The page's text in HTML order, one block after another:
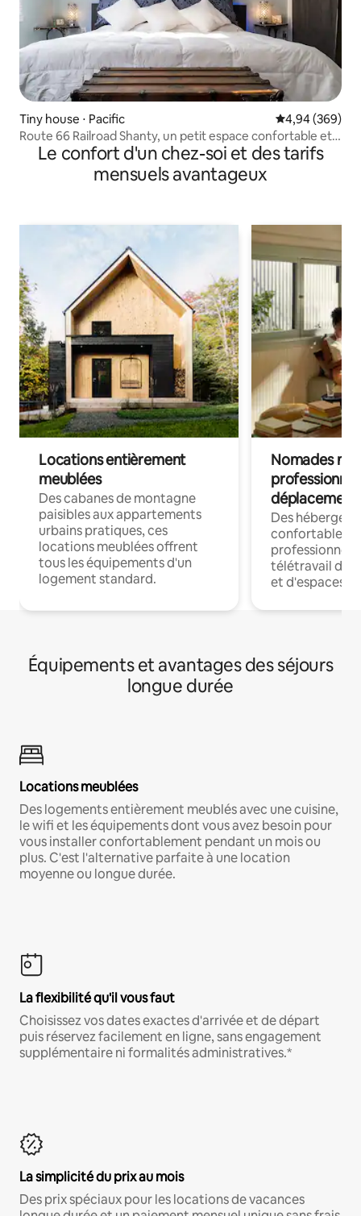
Tiny house ⋅ Pacific Évaluation
4,94 (369)
Route 66 Railroad Shanty, un petit espace confortable et
artistique
Le confort d'un chez-soi et des tarifs
mensuels avantageux
Locations entièrement
meublées
Des cabanes de montagne
paisibles aux appartements
urbains pratiques, ces
locations meublées offrent
tous les équipements d'un
logement standard.
Nomades
déplacement
Des
confortables
professionnels
télétravail
et d'espaces
Équipements et avantages des séjours
longue durée
Locations meublées
Des logements entièrement meublés avec une cuisine,
le wifi et les équipements dont vous avez besoin pour
vous installer confortablement pendant un mois ou
plus. C'est l'alternative parfaite à une location
moyenne ou longue durée.
La flexibilité qu'il vous faut
Choisissez vos dates exactes d'arrivée et de départ
puis réservez facilement en ligne, sans engagement
supplémentaire ni formalités administratives.*
La simplicité du prix au mois
Des prix spéciaux pour les locations de vacances